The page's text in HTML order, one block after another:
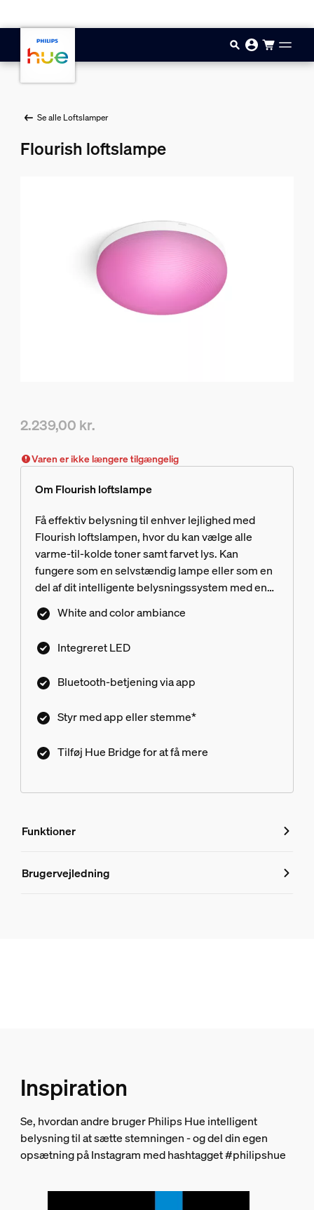
Se alle Loftslamper
Flourish loftslampe
2.239,00 kr.
Varen er ikke længere tilgængelig
Om Flourish loftslampe
Få effektiv belysning til enhver lejlighed med
Flourish loftslampen, hvor du kan vælge alle
varme-til-kolde toner samt farvet lys. Kan
fungere som en selvstændig lampe eller som en
del af dit intelligente belysningssystem med en
Hue Bridge.
White and color ambiance
Integreret LED
Bluetooth-betjening via app
Styr med app eller stemme*
Tilføj Hue Bridge for at få mere
Funktioner
Funktioner
Holdbarhed
25.000
Ekstra funktioner/tilbehør medfølger
Kan dæmpes med Hue app og switch
Brugervejledning
Inspiration
Se, hvordan andre bruger Philips Hue intelligent
belysning til at sætte stemningen - og del din egen
opsætning på Instagram med hashtagget #philipshue